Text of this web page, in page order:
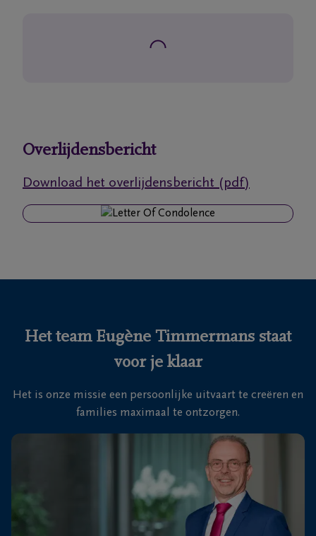
24u/24
440
Overlijdensbericht
Download het overlijdensbericht (pdf)
Het team Eugène Timmermans staat
voor je klaar
Het is onze missie een persoonlijke uitvaart te creëren en
families maximaal te ontzorgen.